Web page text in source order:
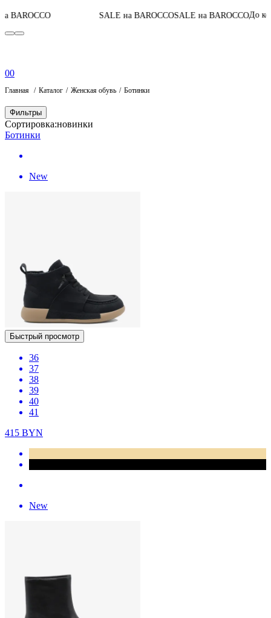
SALE на BAROCCO SALE на BAROCCO До конца акции05:
00
Главная Каталог Женская обувь Ботинки
Фильтры
Сортировка:новинки
Ботинки
New
Быстрый просмотр
36
37
38
39
40
41
415 BYN
New